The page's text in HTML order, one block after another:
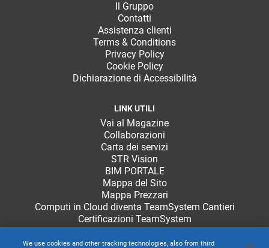
Il Gruppo
Contatti
Assistenza clienti
Terms & Conditions
Privacy Policy
Cookie Policy
Dichiarazione di Accessibilità
LINK UTILI
Vai al Magazine
Collaborazioni
Carta dei servizi
STR Vision
BIM PORTALE
Mappa del Sito
Mappa Prezzari
Computi in Cloud diventa TeamSystem Cantieri
Certificazioni TeamSystem
We use cookies and other tracking technologies, also from third